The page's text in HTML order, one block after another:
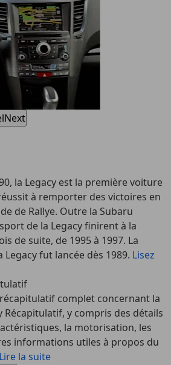
la Legacy est la première voiture
à remporter des victoires en
de Rallye. Outre la Subaru
de la Legacy finirent à la
de suite, de 1995 à 1997. La
fut lancée dès 1989. Lisez
complet concernant la
Récapitulatif, y compris des détails
la motorisation, les
informations utiles à propos du
Lire la suite